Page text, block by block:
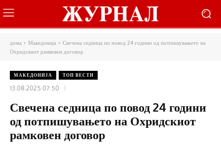
дома Македонија
Свечена седница по повод 24 години од потпишувањето на
Охридскиот рамковен договор
МАКЕДОНИЈА ТОП ВЕСТИ
13.08.2025 07:50
Свечена седница по повод 24 години
од потпишувањето на Охридскиот
рамковен договор